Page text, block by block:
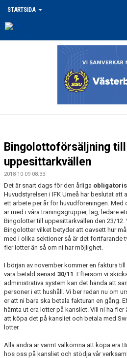
STARTSIDA
SENASTE NYHETERNA
VÅRA ANLÄGGNINGAR
FRITIDSKORTET / STÖDFOND
UTLÄGG/ERSÄTTNING
FÖRSÄKRING / SKADOR
Bingolottoförsäljning till
uppesittarkvällen
2018-10-09 08:33
Det är snart dags för den årliga
Huvudstyrelsen i IFK Umeå har beslutat att
ett arbete per år för huvudföreningen. Med
är med i våra träningsgrupper, lag, ledare
Bingolotter till uppesittarkvällen den 23/12.
Bingolotter vilket betyder att oavsett hur
med i olika sektioner så är det fortfarande
fler lotter än så om ni har möjlighet.
I början av november kommer en faktura
vara betald senast 30/11 . Eftersom vi
administrativa system kan det hända att
personer i ett hushåll. Vi ber redan nu om
er att ni bara ska betala fakturan en gång.
hämta ut era lotter på kansliet. Vill ni ha
att köpa det på kansliet och betala med
lotter.
Alla andra är varmt välkomna att köpa era
hos oss på kansliet och stödja vår